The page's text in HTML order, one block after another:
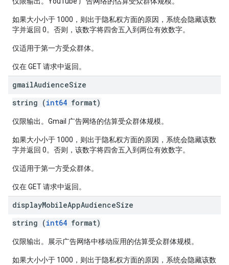
如果大小小于 1000，则出于隐私权方面的原因，系统会隐藏该数
字并返回 0。否则，该数字将四舍五入到两位有效数字。
仅适用于第一方受众群体。
仅在 GET 请求中返回。
gmailAudienceSize
string (int64 format)
仅限输出。Gmail 广告网络的估算受众群体规模。
如果大小小于 1000，则出于隐私权方面的原因，系统会隐藏该数
字并返回 0。否则，该数字将四舍五入到两位有效数字。
仅适用于第一方受众群体。
仅在 GET 请求中返回。
displayMobileAppAudienceSize
string (int64 format)
仅限输出。展示广告网络中移动应用的估算受众群体规模。
如果大小小于 1000，则出于隐私权方面的原因，系统会隐藏该数